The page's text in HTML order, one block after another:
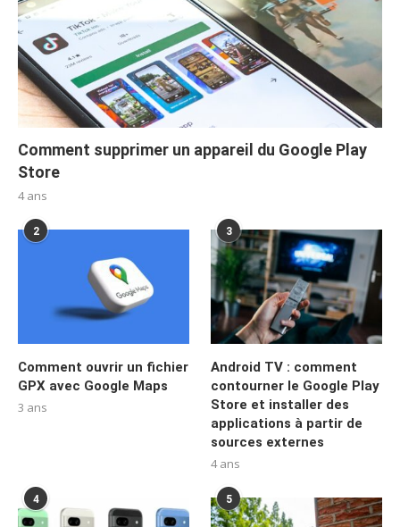
Comment supprimer un appareil du Google Play
Store
4 ans
2
Comment ouvrir un fichier
GPX avec Google Maps
3 ans
3
Android TV : comment
contourner le Google Play
Store et installer des
applications à partir de
sources externes
4 ans
4 5